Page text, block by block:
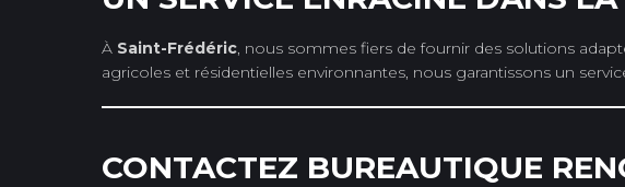
À Saint-Frédéric, nous sommes fiers de fournir des solutions
agricoles et résidentielles environnantes, nous garantissons un
CONTACTEZ BUREAUTIQUE